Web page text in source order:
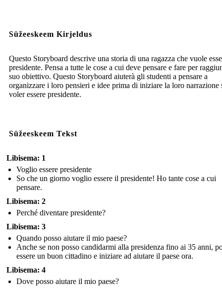
Süžeeskeem Kirjeldus
Questo Storyboard descrive una storia di una ragazza che vuole
presidente. Pensa a tutte le cose a cui deve pensare e fare per
suo obiettivo. Questo Storyboard aiuterà gli studenti a pensare a
organizzare i loro pensieri e idee prima di iniziare la loro narrazione
voler essere presidente.
Süžeeskeem Tekst
Libisema: 1
Voglio essere presidente
So che un giorno voglio essere il presidente! Ho tante cose a cui
pensare.
Libisema: 2
Perché diventare presidente?
Libisema: 3
Quando posso aiutare il mio paese?
Anche se non posso candidarmi alla presidenza fino ai 35 anni,
essere un buon cittadino e iniziare ad aiutare il paese ora.
Libisema: 4
Dove posso aiutare il mio paese?